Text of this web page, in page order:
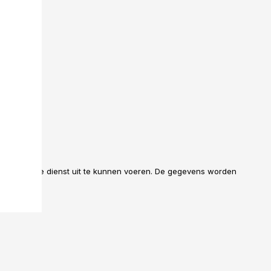
om de dienst uit te kunnen voeren. De gegevens worden